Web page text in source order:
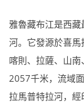
雅魯藏布江是西
河。它發源於喜
喀則、拉薩、山
2057千米，流域
拉馬普特拉河，